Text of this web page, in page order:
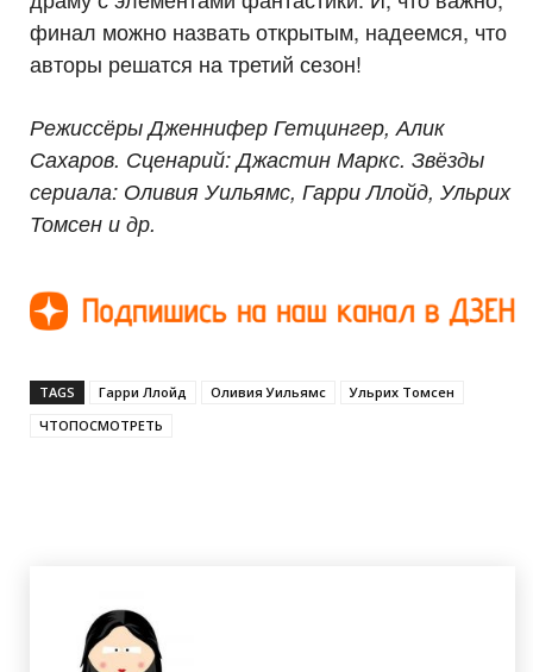
финал можно назвать открытым, надеемся, что
авторы решатся на третий сезон!
Режиссёры Дженнифер Гетцингер, Алик
Сахаров. Сценарий: Джастин Маркс. Звёзды
сериала: Оливия Уильямс, Гарри Ллойд, Ульрих
Томсен и др.
TAGS Гарри Ллойд Оливия Уильямс
Ульрих Томсен
ЧТОПОСМОТРЕТЬ